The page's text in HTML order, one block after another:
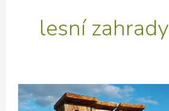
lesní zahrady